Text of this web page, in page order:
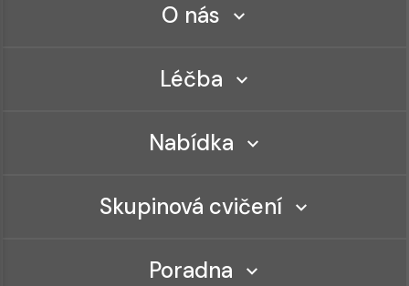
O nás
Léčba
Nabídka
Skupinová cvičení
Poradna